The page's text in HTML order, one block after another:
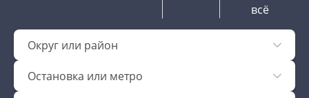
всё
Округ или район
Остановка или метро